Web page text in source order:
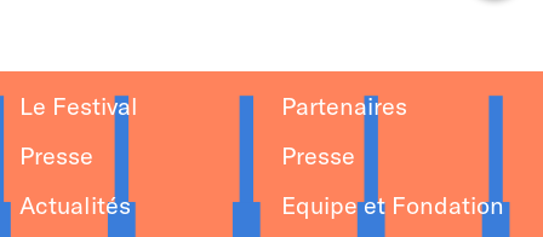
haut
Le Festival
Presse
Actualités
Partenaires
Presse
Equipe et Fondation